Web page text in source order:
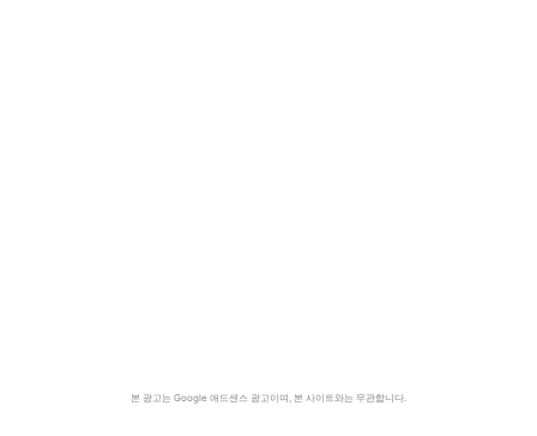
본 광고는 Google 애드센스 광고이며, 본 사이트와는 무관합니다.